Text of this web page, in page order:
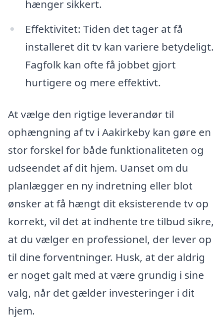
hænger sikkert.
Effektivitet: Tiden det tager at få
installeret dit tv kan variere betydeligt.
Fagfolk kan ofte få jobbet gjort
hurtigere og mere effektivt.
At vælge den rigtige leverandør til
ophængning af tv i Aakirkeby kan gøre en
stor forskel for både funktionaliteten og
udseendet af dit hjem. Uanset om du
planlægger en ny indretning eller blot
ønsker at få hængt dit eksisterende tv op
korrekt, vil det at indhente tre tilbud sikre,
at du vælger en professionel, der lever op
til dine forventninger. Husk, at der aldrig
er noget galt med at være grundig i sine
valg, når det gælder investeringer i dit
hjem.